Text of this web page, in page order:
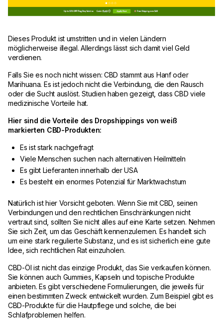
Dieses Produkt ist umstritten und in vielen Ländern
möglicherweise illegal. Allerdings lässt sich damit viel Geld
verdienen.
Falls Sie es noch nicht wissen: CBD stammt aus Hanf oder
Marihuana. Es ist jedoch nicht die Verbindung, die den Rausch
oder die Sucht auslöst. Studien haben gezeigt, dass CBD viele
medizinische Vorteile hat.
Hier sind die Vorteile des Dropshippings von weiß
markierten CBD-Produkten:
Es ist stark nachgefragt
Viele Menschen suchen nach alternativen Heilmitteln
Es gibt Lieferanten innerhalb der USA
Es besteht ein enormes Potenzial für Marktwachstum
Natürlich ist hier Vorsicht geboten. Wenn Sie mit CBD, seinen
Verbindungen und den rechtlichen Einschränkungen nicht
vertraut sind, sollten Sie nicht alles auf eine Karte setzen. Nehmen
Sie sich Zeit, um das Geschäft kennenzulernen. Es handelt sich
um eine stark regulierte Substanz, und es ist sicherlich eine gute
Idee, sich rechtlichen Rat einzuholen.
CBD-Öl ist nicht das einzige Produkt, das Sie verkaufen können.
Sie können auch Gummies, Kapseln und topische Produkte
anbieten. Es gibt verschiedene Formulierungen, die jeweils für
einen bestimmten Zweck entwickelt wurden. Zum Beispiel gibt es
CBD-Produkte für die Hautpflege und solche, die bei
Schlafproblemen helfen.